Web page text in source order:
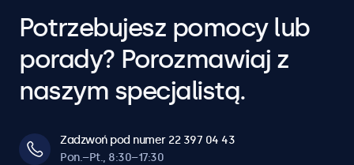
Potrzebujesz pomocy lub
porady? Porozmawiaj z
naszym specjalistą.
Zadzwoń pod numer 22 397 04 43
Pon.–Pt., 8:30–17:30